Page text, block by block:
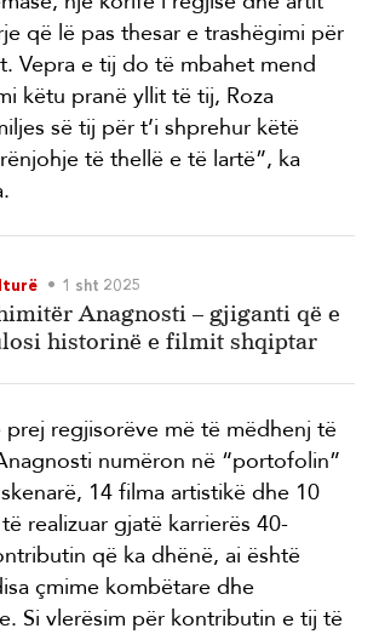
që lë pas thesar e trashëgimi për
Vepra e tij do të mbahet mend
këtu pranë yllit të tij, Roza
së tij për t’i shprehur këtë
të thellë e të lartë”, ka
1 sht 2025
Anagnosti – gjiganti që e
historinë e filmit shqiptar
prej regjisorëve më të mëdhenj të
numëron në “portofolin”
14 filma artistikë dhe 10
realizuar gjatë karrierës 40-
që ka dhënë, ai është
çmime kombëtare dhe
Si vlerësim për kontributin e tij të